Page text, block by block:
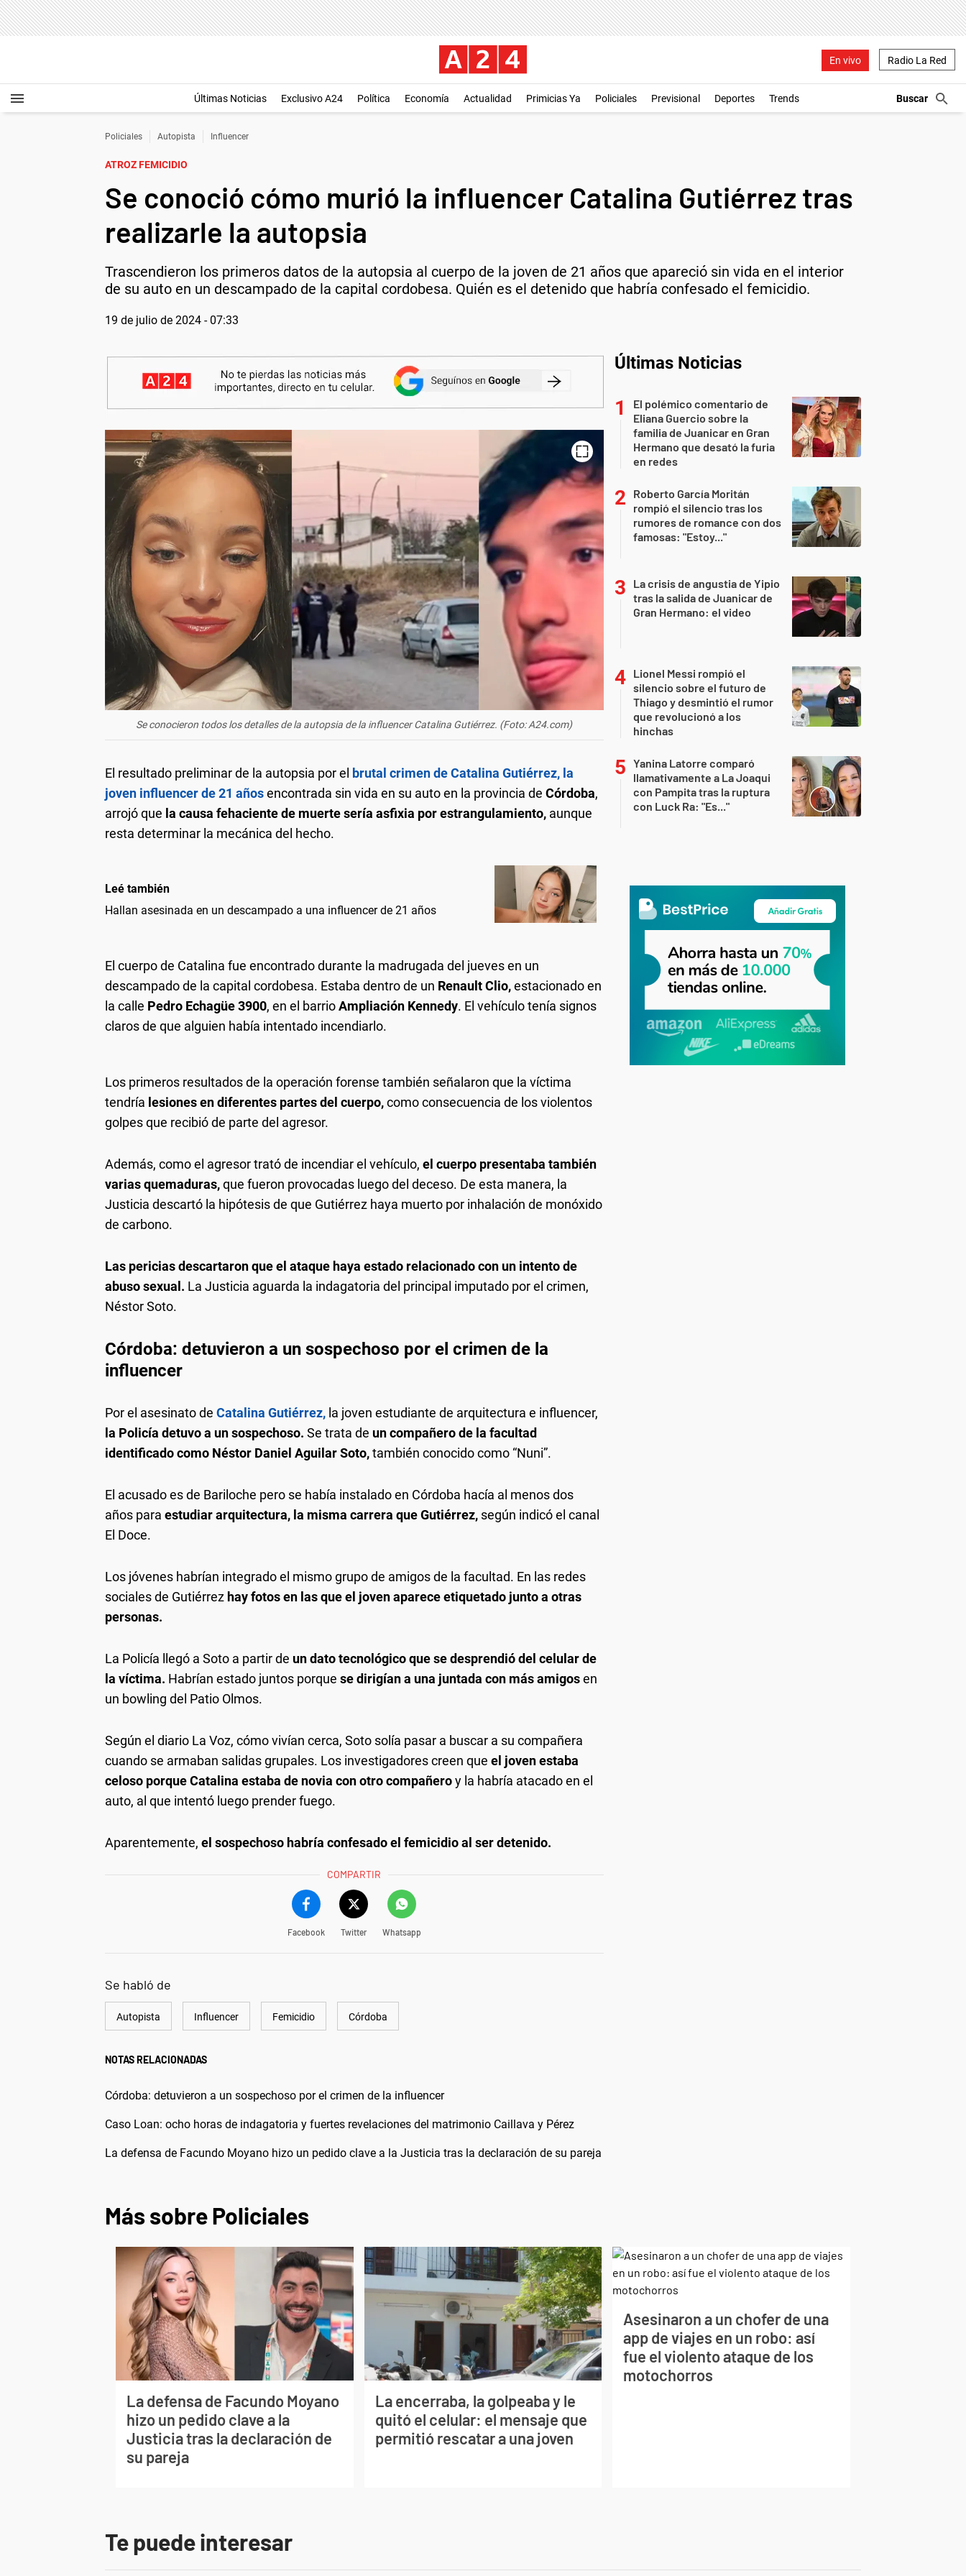
En vivo Radio La Red
Últimas Noticias Exclusivo A24 Política Economía Actualidad Primicias Ya Policiales Previsional Deportes Trends
Policiales Autopista Influencer
ATROZ FEMICIDIO
Se conoció cómo murió la influencer Catalina Gutiérrez tras
realizarle la autopsia
Trascendieron los primeros datos de la autopsia al cuerpo de la joven de 21 años que apareció sin vida en el interior
de su auto en un descampado de la capital cordobesa. Quién es el detenido que habría confesado el femicidio.
19 de julio de 2024 - 07:33
Se conocieron todos los detalles de la autopsia de la influencer Catalina Gutiérrez. (Foto: A24.com)
El resultado preliminar de la autopsia por el brutal crimen de Catalina Gutiérrez, la
joven influencer de 21 añosencontrada sin vida en su auto en la provincia de Córdoba,
arrojó que la causa fehaciente de muerte sería asfixia por estrangulamiento, aunque
resta determinar la mecánica del hecho.
Leé también
Hallan asesinada en un descampado a una influencer de 21 años
El cuerpo de Catalina fue encontrado durante la madrugada del jueves en un
descampado de la capital cordobesa. Estaba dentro de un Renault Clio,estacionado en
la calle Pedro Echagüe 3900, en el barrioAmpliación Kennedy. El vehículo tenía signos
claros de que alguien había intentado incendiarlo.
Los primeros resultados de la operación forense también señalaron que la víctima
tendría lesiones en diferentes partes del cuerpo,como consecuencia de los violentos
golpes que recibió de parte del agresor.
Además, como el agresor trató de incendiar el vehículo, el cuerpo presentaba también
varias quemaduras,que fueron provocadas luego del deceso. De esta manera, la
Justicia descartó la hipótesis de que Gutiérrez haya muerto por inhalación de monóxido
de carbono.
Las pericias descartaron que el ataque haya estado relacionado con un intento de
abuso sexual. La Justicia aguarda la indagatoria del principal imputado por el crimen,
Néstor Soto.
Córdoba: detuvieron a un sospechoso por el crimen de la
influencer
Por el asesinato de Catalina Gutiérrez, la joven estudiante de arquitectura e influencer,
la Policía detuvo a un sospechoso. Se trata de un compañero de la facultad
identificado como Néstor Daniel Aguilar Soto,también conocido como “Nuni”.
El acusado es de Bariloche pero se había instalado en Córdoba hacía al menos dos
años para estudiar arquitectura, la misma carrera que Gutiérrez, según indicó el canal
El Doce.
Los jóvenes habrían integrado el mismo grupo de amigos de la facultad. En las redes
sociales de Gutiérrez hay fotos en las que el joven aparece etiquetado junto a otras
personas.
La Policía llegó a Soto a partir de un dato tecnológico que se desprendió del celular de
la víctima. Habrían estado juntos porque se dirigían a una juntada con más amigosen
un bowling del Patio Olmos.
Según el diario La Voz, cómo vivían cerca, Soto solía pasar a buscar a su compañera
cuando se armaban salidas grupales. Los investigadores creen que el joven estaba
celoso porque Catalina estaba de novia con otro compañeroy la habría atacado en el
auto, al que intentó luego prender fuego.
Aparentemente, el sospechoso habría confesado el femicidio al ser detenido.
COMPARTIR
Facebook Twitter Whatsapp
Se habló de
Autopista Influencer Femicidio Córdoba
NOTAS RELACIONADAS
Córdoba: detuvieron a un sospechoso por el crimen de la influencer
Caso Loan: ocho horas de indagatoria y fuertes revelaciones del matrimonio Caillava y Pérez
La defensa de Facundo Moyano hizo un pedido clave a la Justicia tras la declaración de su pareja
Últimas Noticias
El polémico comentario de
Eliana Guercio sobre la
familia de Juanicar en Gran
Hermano que desató la furia
en redes
Roberto García Moritán
rompió el silencio tras los
rumores de romance con dos
famosas: "Estoy..."
La crisis de angustia de Yipio
tras la salida de Juanicar de
Gran Hermano: el video
Lionel Messi rompió el
silencio sobre el futuro de
Thiago y desmintió el rumor
que revolucionó a los
hinchas
Yanina Latorre comparó
llamativamente a La Joaqui
con Pampita tras la ruptura
con Luck Ra: "Es..."
Más sobre Policiales
La defensa de Facundo Moyano
hizo un pedido clave a la
Justicia tras la declaración de
su pareja
La encerraba, la golpeaba y le
quitó el celular: el mensaje que
permitió rescatar a una joven
Asesinaron a un chofer de una
app de viajes en un robo: así
fue el violento ataque de los
motochorros
Te puede interesar